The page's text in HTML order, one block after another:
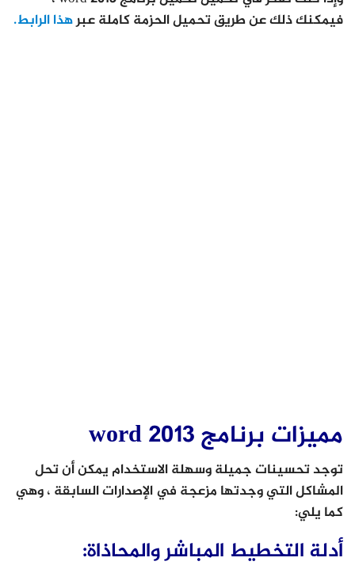
فيمكنك ذلك عن طريق تحميل الحزمة كاملة عبرهذا الرابط.
مميزات برنامج word 2013
توجد تحسينات جميلة وسهلة الاستخدام يمكن أن تحل
المشاكل التي وجدتها مزعجة في الإصدارات السابقة ، وهي
كما يلي:
أدلة التخطيط المباشر والمحاذاة: